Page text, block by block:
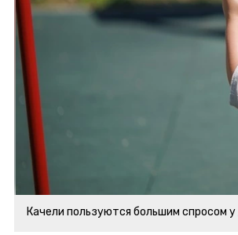
Качели пользуются большим спросом